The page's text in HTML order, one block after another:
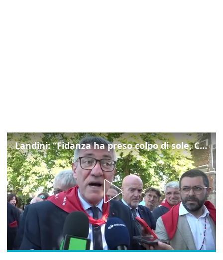
Landini: “Fidanza ha preso colpo di sole, Cgil non si gira mai dall'altra parte”